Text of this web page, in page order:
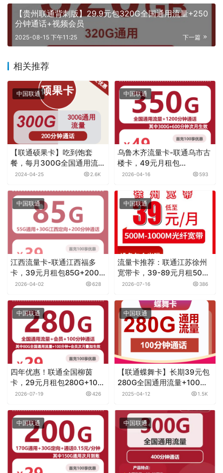
【贵州联通背刺版】29.9元包320G全国通用流量+250
分钟通话+视频会员
下一篇
2025-08-15 下午11:25
相关推荐
中国联通
【联通硕果卡】吃到饱套
餐，每月300G全国通用流量
+200分钟通话，月租仅39
2024-04-25 2.6K
中国联通
乌鲁木齐流量卡-联通乌市古
楼卡，49元月租包
350G+1200分钟
2026-04-16 593
中国联通
江西流量卡-联通江西福多
卡，39元月租包85G+200
分钟
2026-04-02 628
中国联通
流量卡推荐：联通江苏徐州
宽带卡，39-89元月租500-
1000M80-150G+500-
2026-07-16 386
中国联通
四年优惠！联通全国柳茵
卡，29元月租包280G+100
分钟+会员
2026-07-19 426
中国联通
【联通蝶舞卡】长期39元包
280G全国通用流量+100分
钟通话，先激活再发货
2025-04-12 1.5K
中国联通 中国联通